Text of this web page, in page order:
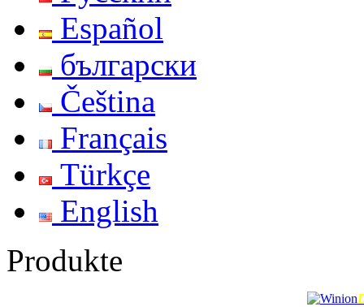
Español
български
Čeština
Français
Türkçe
English
Produkte